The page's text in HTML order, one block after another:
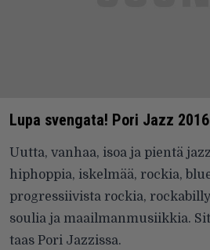
Lupa svengata! Pori Jazz 2016
Uutta, vanhaa, isoa ja pientä
hiphoppia, iskelmää, rockia,
progressiivista rockia,
soulia ja maailmanmusiikkia.
taas Pori Jazzissa.